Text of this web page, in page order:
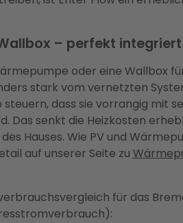
– perfekt integriert
oder eine Wallbox
stark vom vernetzten
dass sie vorrangig mit
Das senkt die Heizkosten
Hauses. Wie PV und
auf unserer Seite zu
für das